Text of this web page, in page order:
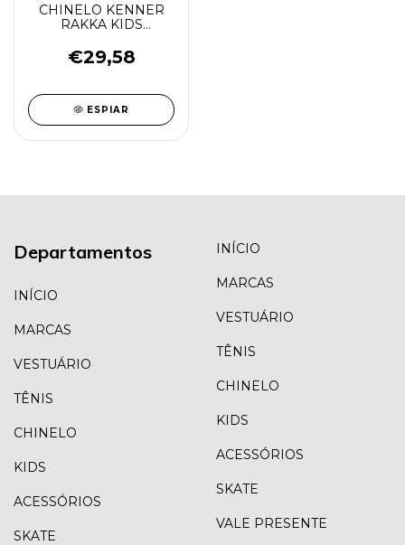
CHINELO KENNER
RAKKA KIDS
€29,58
ESPIAR
Departamentos
INÍCIO
MARCAS
VESTUÁRIO
TÊNIS
CHINELO
KIDS
ACESSÓRIOS
SKATE
INÍCIO
MARCAS
VESTUÁRIO
TÊNIS
CHINELO
KIDS
ACESSÓRIOS
SKATE
VALE PRESENTE